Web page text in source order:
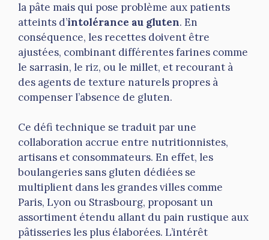
la pâte mais qui pose problème aux patients
atteints d’intolérance au gluten. En
conséquence, les recettes doivent être
ajustées, combinant différentes farines comme
le sarrasin, le riz, ou le millet, et recourant à
des agents de texture naturels propres à
compenser l’absence de gluten.
Ce défi technique se traduit par une
collaboration accrue entre nutritionnistes,
artisans et consommateurs. En effet, les
boulangeries sans gluten dédiées se
multiplient dans les grandes villes comme
Paris, Lyon ou Strasbourg, proposant un
assortiment étendu allant du pain rustique aux
pâtisseries les plus élaborées. L’intérêt